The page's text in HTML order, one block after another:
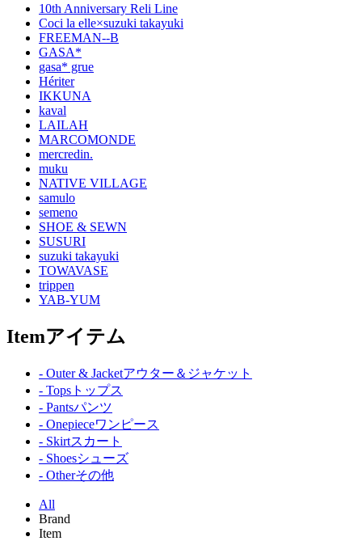
10th Anniversary Reli Line
Coci la elle×suzuki takayuki
FREEMAN--B
GASA*
gasa* grue
Hériter
IKKUNA
kaval
LAILAH
MARCOMONDE
mercredin.
muku
NATIVE VILLAGE
samulo
semeno
SHOE & SEWN
SUSURI
suzuki takayuki
TOWAVASE
trippen
YAB-YUM
Itemアイテム
- Outer & Jacketアウター＆ジャケット
- Tops トップス
- Pantsパンツ
- Onepieceワンピース
- Skirtスカート
- Shoesシューズ
- Otherその他
All
Brand
Item